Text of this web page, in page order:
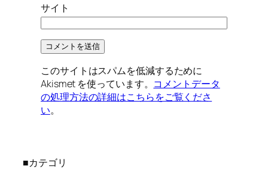
サイト
このサイトはスパムを低減するために
Akismet を使っています。 コメントデータ
の処理方法の詳細はこちらをご覧くださ
い。
■カテゴリ